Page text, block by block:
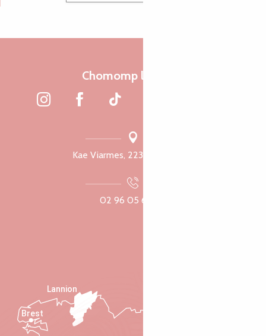
Chomomp liammet
Kae Viarmes, 22300 Lannuon
02 96 05 60 70
Lannion
Brest